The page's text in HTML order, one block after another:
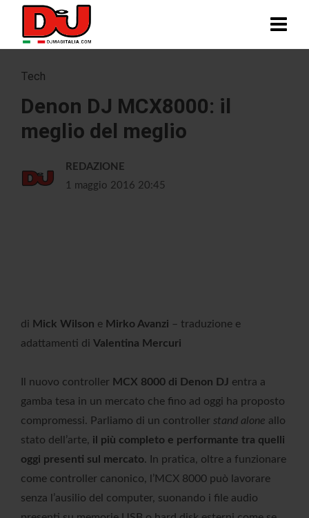
Tech
Denon DJ MCX8000: il
meglio del meglio
REDAZIONE
1 maggio 2016 20:45
di Mick Wilson e Mirko Avanzi – traduzione e
adattamenti di Valentina Mercuri
Il nuovo controller MCX 8000 di Denon DJ entra a
gamba tesa in un mercato che fino ad oggi ha proposto
compromessi. Parliamo di un controller stand alone allo
stato dell’arte, il più completo e performante tra quelli
oggi presenti sul mercato. In pratica, oltre a funzionare
come controller canonico, l’MCX 8000 può lavorare
senza l’ausilio del computer, suonando i file audio